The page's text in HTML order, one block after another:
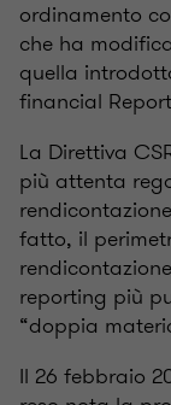
ordinamento
che ha
quella
financial
La Direttiva
più attenta
fatto, il
reporting più
“doppia
Il 26 febbraio